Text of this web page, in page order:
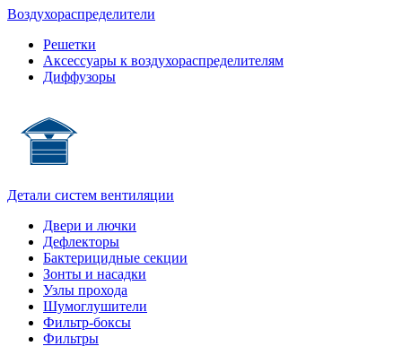
Воздухораспределители
Решетки
Аксессуары к воздухораспределителям
Диффузоры
Детали систем вентиляции
Двери и лючки
Дефлекторы
Бактерицидные секции
Зонты и насадки
Узлы прохода
Шумоглушители
Фильтр-боксы
Фильтры